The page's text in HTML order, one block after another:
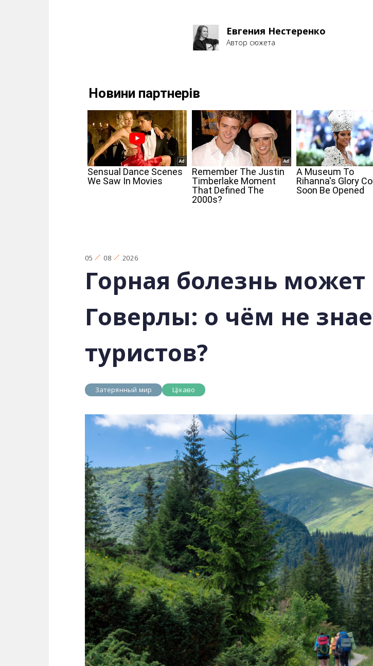
Евгения Нестеренко
Автор сюжета
05 08 2026
Горная болезнь
Говерлы: о чём не
туристов?
Затерянный мир Цікаво